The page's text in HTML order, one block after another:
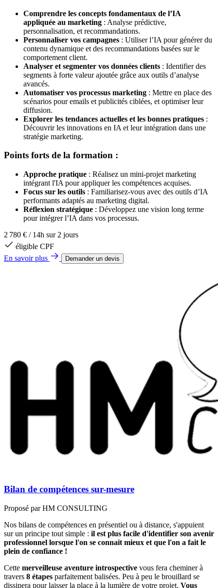
Comprendre les concepts fondamentaux de l’IA
appliquée au marketing : Analyse prédictive,
personnalisation, et recommandations.
Personnaliser vos campagnes : Utiliser l’IA pour générer du
contenu dynamique et des recommandations basées sur le
comportement client.
Analyser et segmenter vos données clients : Identifier des
segments à forte valeur ajoutée grâce aux outils d’analyse
avancés.
Automatiser vos processus marketing : Mettre en place des
scénarios pour emails et publicités ciblées, et optimiser leur
diffusion.
Explorer les tendances actuelles et les bonnes pratiques :
Découvrir les innovations en IA et leur intégration dans une
stratégie marketing.
Points forts de la formation :
Approche pratique : Réalisez un mini-projet marketing
intégrant l'IA pour appliquer les compétences acquises.
Focus sur les outils : Familiarisez-vous avec des outils d’IA
performants adaptés au marketing digital.
Réflexion stratégique : Développez une vision long terme
pour intégrer l’IA dans vos processus.
2 780 € / 14h sur 2 jours
éligible CPF
En savoir plus
Demander un devis
Bilan de compétences sur-mesure
Proposé parHM CONSULTING
Nos bilans de compétences en présentiel ou à distance, s'appuient
sur un principe tout simple : il est plus facile d'identifier son avenir
professionnel lorsque l'on se connait mieux et que l'on a fait le
plein de confiance !
Cette merveilleuse aventure introspective vous fera cheminer à
travers 8 étapes parfaitement balisées. Peu à peu le brouillard se
dissipera pour laisser la place à la lumière de votre projet. Vous